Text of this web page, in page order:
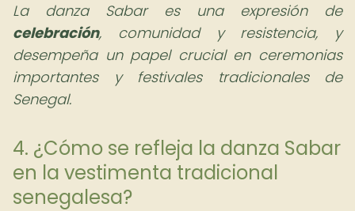
La danza Sabar es una expresión de
celebración, comunidad y resistencia, y
desempeña un papel crucial en ceremonias
importantes y festivales tradicionales de
Senegal.
4. ¿Cómo se refleja la danza Sabar
en la vestimenta tradicional
senegalesa?